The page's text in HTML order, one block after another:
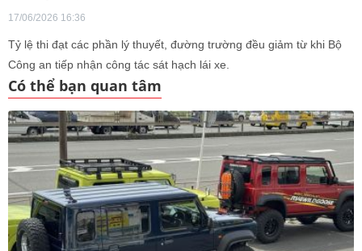
17/06/2026 16:36
Tỷ lệ thi đạt các phần lý thuyết, đường trường đều giảm từ khi Bộ
Công an tiếp nhận công tác sát hạch lái xe.
Có thể bạn quan tâm